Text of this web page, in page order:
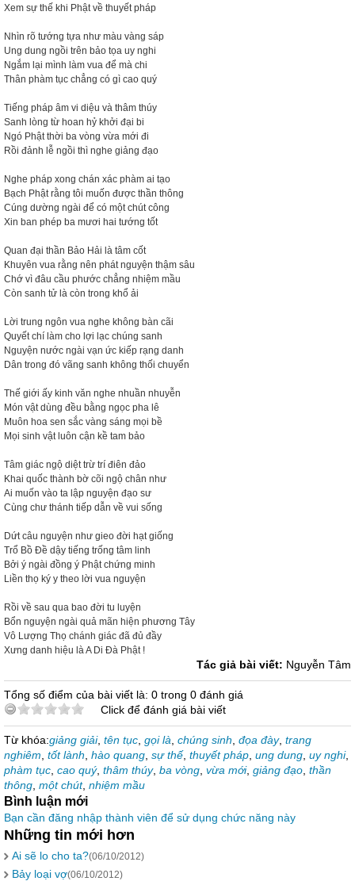
Xem sự thế khi Phật về thuyết pháp
Nhìn rõ tướng tựa như màu vàng sáp
Ung dung ngồi trên bảo tọa uy nghi
Ngắm lại mình làm vua để mà chi
Thân phàm tục chẳng có gì cao quý
Tiếng pháp âm vi diệu và thâm thúy
Sanh lòng từ hoan hỷ khởi đại bi
Ngó Phật thời ba vòng vừa mới đi
Rồi đảnh lễ ngồi thì nghe giảng đạo
Nghe pháp xong chán xác phàm ai tạo
Bạch Phật rằng tôi muốn được thần thông
Cúng dường ngài để có một chút công
Xin ban phép ba mươi hai tướng tốt
Quan đại thần Bảo Hải là tâm cốt
Khuyên vua rằng nên phát nguyện thậm sâu
Chớ vì đâu cầu phước chẳng nhiệm mầu
Còn sanh tử là còn trong khổ ải
Lời trung ngôn vua nghe không bàn cãi
Quyết chí làm cho lợi lạc chúng sanh
Nguyện nước ngài vạn ức kiếp rạng danh
Dân trong đó vãng sanh không thối chuyển
Thế giới ấy kinh văn nghe nhuần nhuyễn
Món vật dùng đều bằng ngọc pha lê
Muôn hoa sen sắc vàng sáng mọi bề
Mọi sinh vật luôn cận kề tam bảo
Tâm giác ngộ diệt trừ trí điên đảo
Khai quốc thành bờ cõi ngộ chân như
Ai muốn vào ta lập nguyện đạo sư
Cùng chư thánh tiếp dẫn về vui sống
Dứt câu nguyện như gieo đời hạt giống
Trổ Bồ Đề dậy tiếng trống tâm linh
Bởi ý ngài đồng ý Phật chứng minh
Liền thọ ký y theo lời vua nguyện
Rồi về sau qua bao đời tu luyện
Bổn nguyện ngài quả mãn hiện phương Tây
Vô Lượng Thọ chánh giác đã đủ đầy
Xưng danh hiệu là A Di Đà Phật !
Tác giả bài viết: Nguyễn Tâm
Tổng số điểm của bài viết là: 0 trong 0 đánh giá
Click để đánh giá bài viết
Từ khóa:giảng giải, tên tục gọi là chúng sinh đọa đày, trang
nghiêm tốt lành hào quang sự thế, thuyết pháp ung dung uy nghi,
phàm tục cao quý, thâm thúy, ba vòng vừa mới, giảng đạo thần
thông một chút, nhiệm mầu
Bình luận mới
Bạn cần đăng nhập thành viên để sử dụng chức năng này
Những tin mới hơn
Ai sẽ lo cho ta?(06/10/2012)
Bảy loại vợ(06/10/2012)